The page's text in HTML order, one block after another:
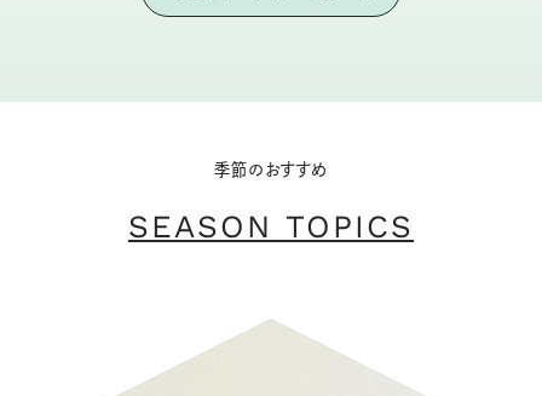
季節のおすすめ
SEASON TOPICS